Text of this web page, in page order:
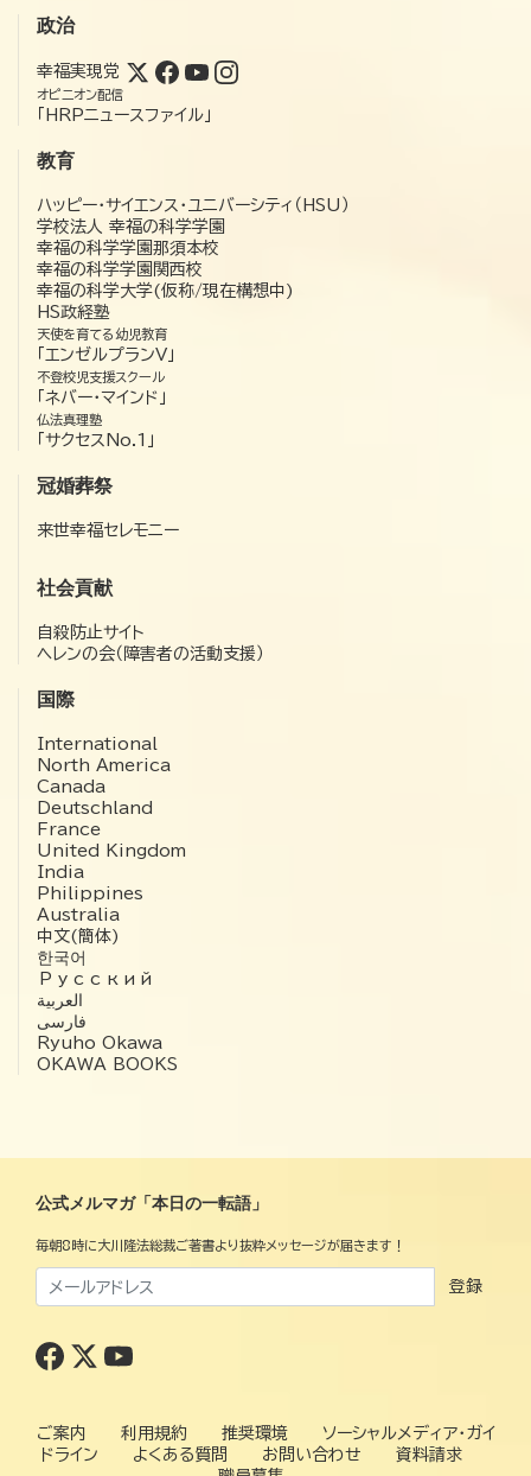
政治
幸福実現党
オピニオン配信
「HRPニュースファイル」
教育
ハッピー・サイエンス・ユニバーシティ（HSU）
学校法人 幸福の科学学園
幸福の科学学園那須本校
幸福の科学学園関西校
幸福の科学大学(仮称/現在構想中)
HS政経塾
天使を育てる幼児教育
「エンゼルプランV」
不登校児支援スクール
「ネバー・マインド」
仏法真理塾
「サクセスNo.1」
冠婚葬祭
来世幸福セレモニー
社会貢献
自殺防止サイト
ヘレンの会（障害者の活動支援）
国際
International
North America
Canada
Deutschland
France
United Kingdom
India
Philippines
Australia
中文(簡体)
한국어
Русский
العربية‏
فارسی
Ryuho Okawa
OKAWA BOOKS
公式メルマガ「本日の一転語」
毎朝8時に大川隆法総裁ご著書より抜粋メッセージが届きます！
登録
ご案内 利用規約 推奨環境
ソーシャルメディア・ガイ
ドライン
よくある質問 お問い合わせ
資料請求